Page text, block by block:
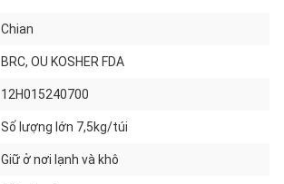
Chian
BRC, OU KOSHER FDA
12H015240700
Số lượng lớn 7,5kg/túi
Giữ ở nơi lạnh và khô